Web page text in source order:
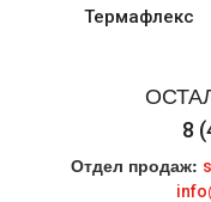
Термафлекс
8
Отдел продаж: